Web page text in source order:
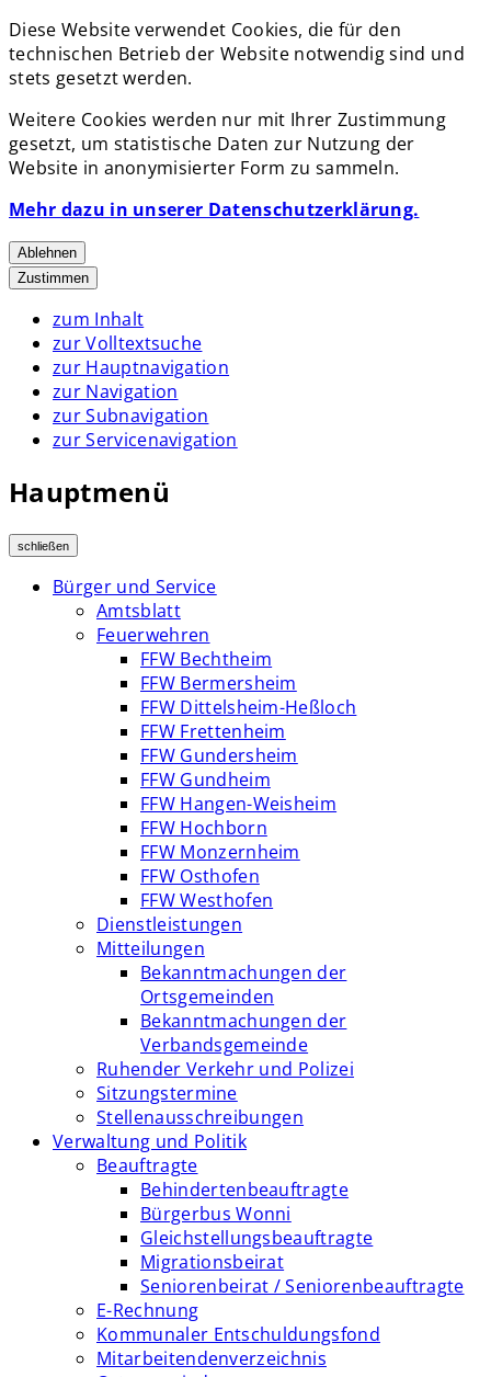
Diese Website verwendet Cookies, die für den
technischen Betrieb der Website notwendig sind und
stets gesetzt werden.
Weitere Cookies werden nur mit Ihrer Zustimmung
gesetzt, um statistische Daten zur Nutzung der
Website in anonymisierter Form zu sammeln.
Mehr dazu in unserer Datenschutzerklärung.
Ablehnen
Zustimmen
zum Inhalt
zur Volltextsuche
zur Hauptnavigation
zur Navigation
zur Subnavigation
zur Servicenavigation
Hauptmenü
schließen
Bürger und Service
Amtsblatt
Feuerwehren
FFW Bechtheim
FFW Bermersheim
FFW Dittelsheim-Heßloch
FFW Frettenheim
FFW Gundersheim
FFW Gundheim
FFW Hangen-Weisheim
FFW Hochborn
FFW Monzernheim
FFW Osthofen
FFW Westhofen
Dienstleistungen
Mitteilungen
Bekanntmachungen der
Ortsgemeinden
Bekanntmachungen der
Verbandsgemeinde
Ruhender Verkehr und Polizei
Sitzungstermine
Stellenausschreibungen
Verwaltung und Politik
Beauftragte
Behindertenbeauftragte
Bürgerbus Wonni
Gleichstellungsbeauftragte
Migrationsbeirat
Seniorenbeirat / Seniorenbeauftragte
E-Rechnung
Kommunaler Entschuldungsfond
Mitarbeitendenverzeichnis